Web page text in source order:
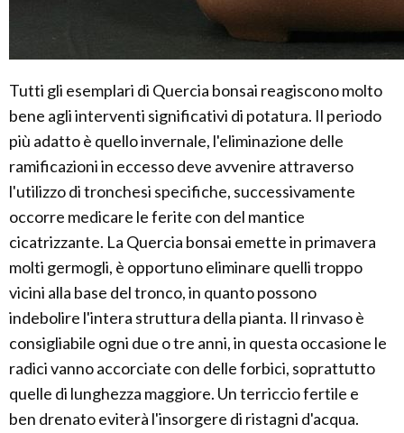
Tutti gli esemplari di Quercia bonsai reagiscono molto
bene agli interventi significativi di potatura. Il periodo
più adatto è quello invernale, l'eliminazione delle
ramificazioni in eccesso deve avvenire attraverso
l'utilizzo di tronchesi specifiche, successivamente
occorre medicare le ferite con del mantice
cicatrizzante. La Quercia bonsai emette in primavera
molti germogli, è opportuno eliminare quelli troppo
vicini alla base del tronco, in quanto possono
indebolire l'intera struttura della pianta. Il rinvaso è
consigliabile ogni due o tre anni, in questa occasione le
radici vanno accorciate con delle forbici, soprattutto
quelle di lunghezza maggiore. Un terriccio fertile e
ben drenato eviterà l'insorgere di ristagni d'acqua.